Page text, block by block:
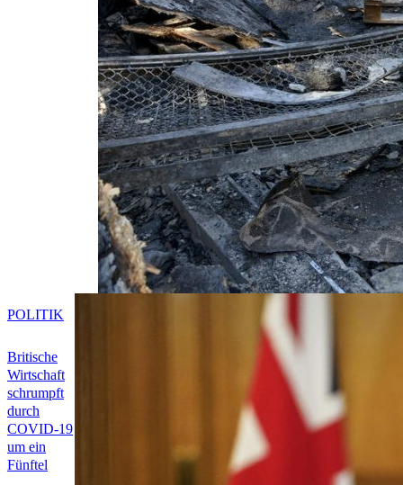
Britische
Wirtschaft
schrumpft
durch
COVID-19
um ein
Fünftel
POLITIK